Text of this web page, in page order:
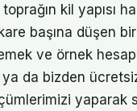
kil yapısı
başına düşen
ve örnek
da bizden
yaparak